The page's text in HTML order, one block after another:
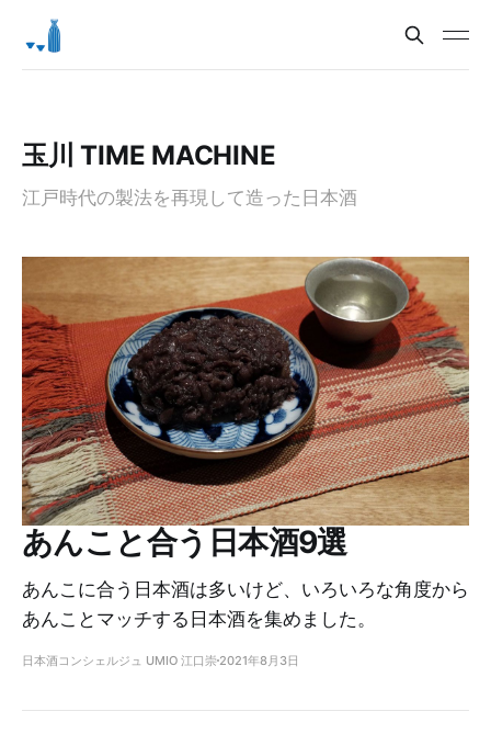
玉川 TIME MACHINE
江戸時代の製法を再現して造った日本酒
あんこと合う日本酒9選
あんこに合う日本酒は多いけど、いろいろな角度から
あんことマッチする日本酒を集めました。
日本酒コンシェルジュ UMIO 江口崇 2021年8月3日